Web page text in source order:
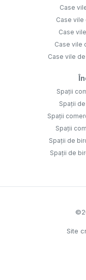
Case
Case vile
Case
Case vile
Case vile
Spații
Spații
Spații
Spații
Spații de
Spații de
©
Site